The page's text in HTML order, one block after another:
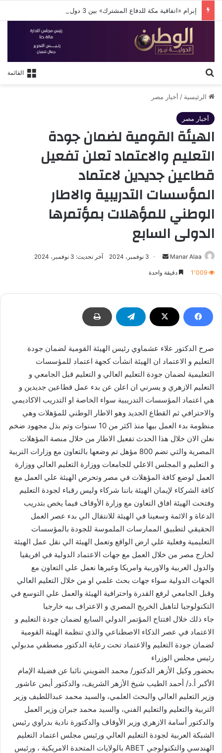
إبرام «اتفاقية مكة للدفاع المشترك» بين 3 دول إسلامية
القائمة
الرئيسية / أخبار مصر
أخبار مصر
الهيئة القومية لضمان جودة
التعليم والاعتماد تعلن تفعيل
قطاعين جديدين لاعتماد
المؤسسات التدريبية والاطار
الوطني للمؤهلات بمؤتمرها
الدولى السابع
Manar Alaa
أرسل 3 نوفمبر، 2024 آخر تحديث: 3 نوفمبر، 2024
1٬009 دقيقة واحدة
صرح الدكتور علاء عشماوي رئيس الهيئة القومية لضمان جودة
التعليم و الاعتماد ان الهيئة انشأت كجهة اعتماد للمؤسسات
التعليمية لضمان جودة التعليم العالي و التعليم قبل الجامعي و
التعليم الازهري و يسرني ان اعلن عن بدء عمل قطاعين جديدين و
هي اعتماد المؤسسات التدريبية سواء الخاصة او التدريب الاكاديمي
والاحترافي ثم القطاع الجديد وهو الاطار الوطني للمؤهلات وهي
منظومة بدء العمل بيها منذ اكثر من 10 سنوات وتم بذل مجهود ضخم
نعلن الان خلال هذا الحدث تفعيل الاطار من خلال منصة المؤهلات
المصرية والتي تضم 800 مؤهل تم وضعها بالتعاون مع وزارات التربية
و التعليم و المجلس الاعلي للجامعات ووزارة التعليم العالي ووزارة
العمل لوضع كافة المؤهلات في مصر وتحرص الهيئة علي العمل مع
كافة الشركاء لإيمان الهيئة باننا شركاء وليس رقباء لجودة التعليم
وفتحت الهيئة افاق التعاون مع وزارة الأوقاف فيما يخص بتدريب
الدعاة و الائمة وسعينا في الهيئة للانتقال الي بدء عصر العمل
الحقيقي لتطبيق الممارسات الملموسة للجودة بالمؤسسات
التعليمية وفعلية علي ارض الواقع وتعمل الهيئة الي نقل عمل الهيئة
لخارج مصر من خلال العمل مع جهات الاعتماد الدولية في افريقيا
والدول العربية والاوربية وامريكا وغيرها نعمل علي التعاون مع
الجهات الدولية سواء جهات بحث علمي او من خلال التعليم العالي
وقبل الجامعي لرفع القدرة واحترافية الهيئة والعمل علي التوسع في
التكنولوجيا لتاهيل الخريج المصري و الاعتراف بيه خارجيا
جاء ذلك خلال افتتاح المؤتمر الدولي السابع لضمان جودة التعليم و
الاعتماد في عصر الذكاء الاصطناعي والذي تنظمة الهيئة القومية
لضمان جودة التعليم والاعتماد تحت رعاية الدكتور مصطفي مدبولي
رئيس مجلس الوزراء
بحضور وكيل الأزهر الدكتور/ محمد الضويني نائبا عن فضيلة الإمام
الأكبر أ.د/ أحمد الطيب شيخ الأزهر الشريف، والدكتور أيمن عاشور
وزير التعليم العالي والبحث العلمي، والسيد محمد عبداللطيف وزير
التربية والتعليم والتعليم الفني، والسيد محمد جبران وزير العمل
والدكتور أسامة الازهري وزير الأوقاف والدكتورة نادية بدراوي رئيس
الشبكة العربية لجودة التعليم العالي ورئيس مجلس اعتماد التعليم
الهندسي والتكنولوجي ABET بالولايات المتحدة الامريكية ، ورئيس